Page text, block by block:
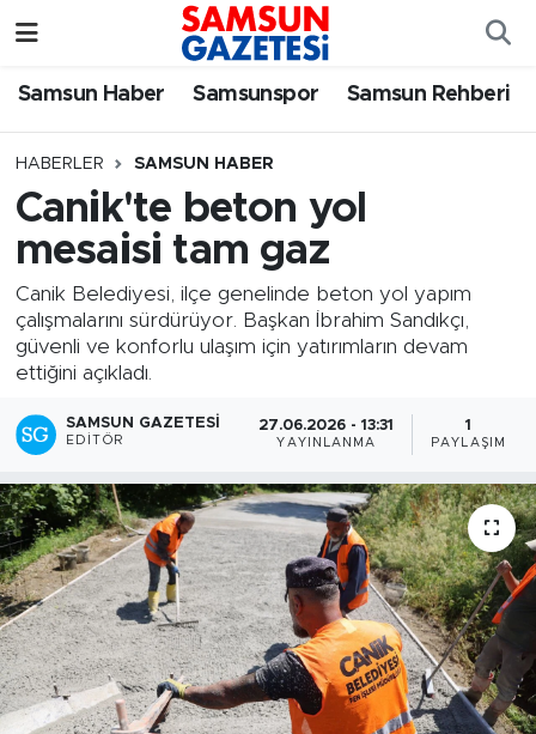
Samsun Haber Samsunspor Samsun Rehberi
HABERLER SAMSUN HABER
Canik'te beton yol
mesaisi tam gaz
Canik Belediyesi, ilçe genelinde beton yol yapım
çalışmalarını sürdürüyor. Başkan İbrahim Sandıkçı,
güvenli ve konforlu ulaşım için yatırımların devam
ettiğini açıkladı.
SAMSUN GAZETESI
EDITÖR
27.06.2026 - 13:31
YAYINLANMA
1
PAYLAŞIM
Samsun Haber
Samsun Rehberi
Samsun Nöbetçi Eczaneler
SAMSUN Namaz Vakitleri
Samsun Trafik Yoğunluk Haritası
Süper Lig Puan Durumu ve Fikstür
Haber Arşivi